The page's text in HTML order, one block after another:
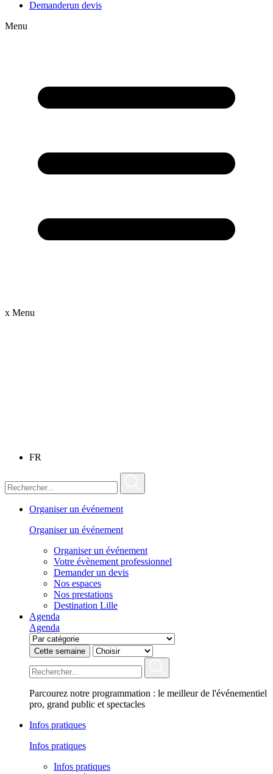
Demanderun devis
Menu
x Menu
FR
Organiser un événement
Organiser un événement
Organiser un événement
Votre évènement professionnel
Demander un devis
Nos espaces
Nos prestations
Destination Lille
Agenda
Agenda
Cette semaine
Parcourez notre programmation : le meilleur de l'événementiel
pro, grand public et spectacles
Infos pratiques
Infos pratiques
Infos pratiques